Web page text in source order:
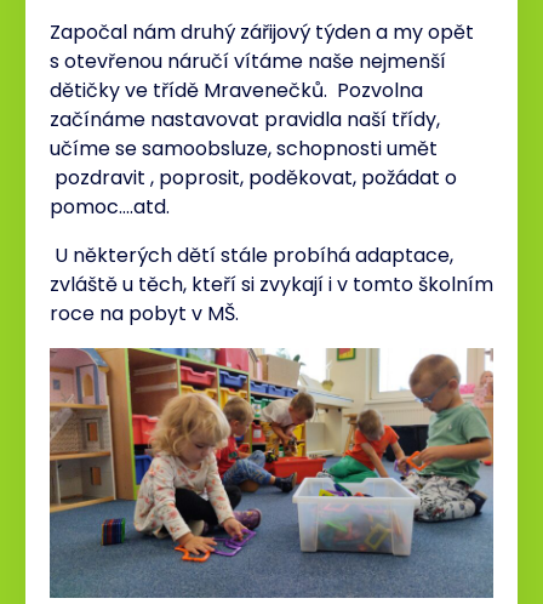
Započal nám druhý zářijový týden a my opět
s otevřenou náručí vítáme naše nejmenší
dětičky ve třídě Mravenečků. Pozvolna
začínáme nastavovat pravidla naší třídy,
učíme se samoobsluze, schopnosti umět
pozdravit , poprosit, poděkovat, požádat o
pomoc….atd.
U některých dětí stále probíhá adaptace,
zvláště u těch, kteří si zvykají i v tomto školním
roce na pobyt v MŠ.